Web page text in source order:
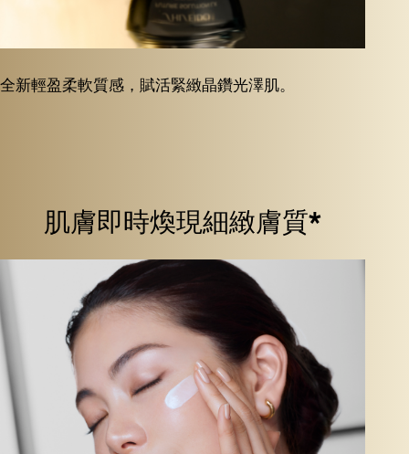
全新輕盈柔軟質感，賦活緊緻晶鑽光澤肌。
肌膚即時煥現細緻膚質*